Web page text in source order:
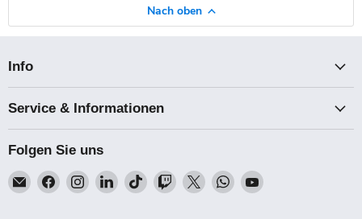
Nach oben
Info
Service & Informationen
Folgen Sie uns
Email
Talk-
Finden
Sie
Finden
Sie
Finden
Sie
Finden
Sie
Finden
Sie
Finden
Sie
Finden
Sie
Finden